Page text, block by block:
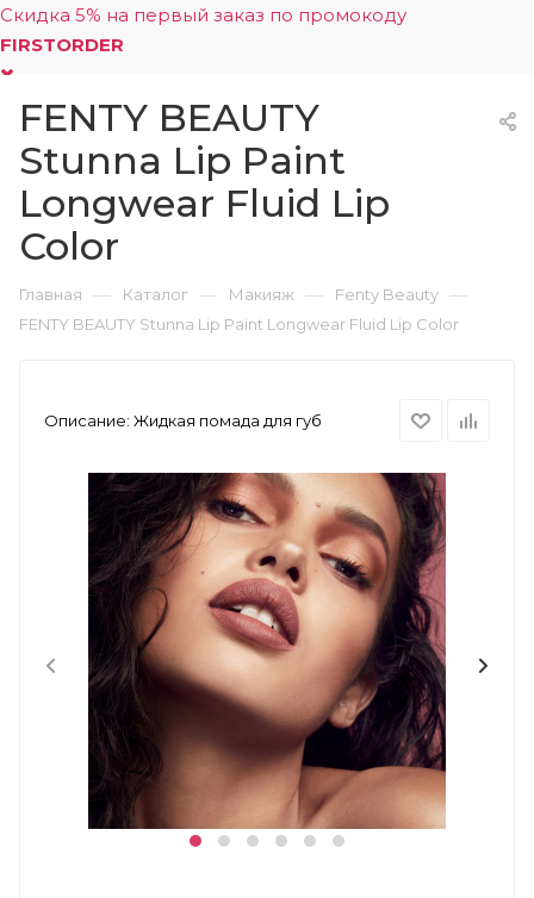
Скидка 5% на первый заказ по промокоду
FIRSTORDER
0
FENTY BEAUTY
Stunna Lip Paint
Longwear Fluid Lip
Color
Главная — Каталог — Макияж — Fenty Beauty —
FENTY BEAUTY Stunna Lip Paint Longwear Fluid Lip Color
Описание: Жидкая помада для губ